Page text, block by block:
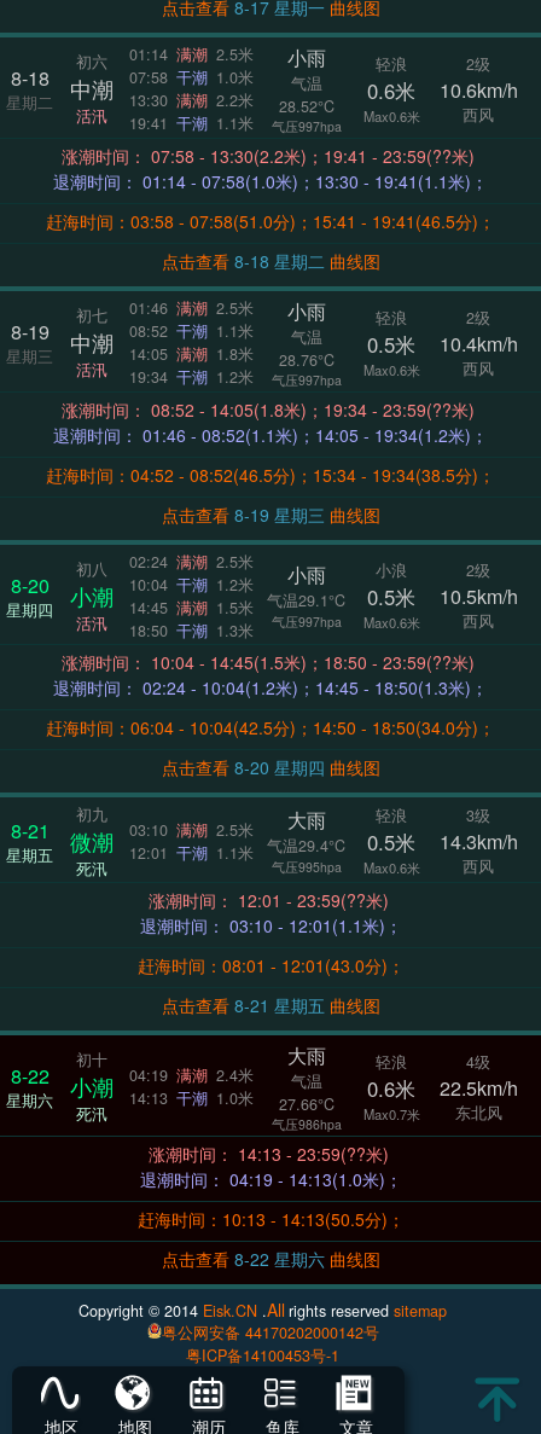
点击查看
8-17 星期一 曲线图
8-18
星期二
初六
中潮
活汛
01:14 满潮 2.5米
07:58 干潮 1.0米
13:30 满潮 2.2米
19:41 干潮 1.1米
小雨
气温
28.52°C
气压997hpa
轻浪
0.6米
Max0.6米
2级
10.6km/h
西风
涨潮时间： 07:58 - 13:30(2.2米)；19:41 - 23:59(??米)
退潮时间： 01:14 - 07:58(1.0米)；13:30 - 19:41(1.1米)；
赶海时间：03:58 - 07:58(51.0分)；15:41 - 19:41(46.5分)；
点击查看
8-18 星期二 曲线图
8-19
星期三
初七
中潮
活汛
01:46 满潮 2.5米
08:52 干潮 1.1米
14:05 满潮 1.8米
19:34 干潮 1.2米
小雨
气温
28.76°C
气压997hpa
轻浪
0.5米
Max0.6米
2级
10.4km/h
西风
涨潮时间： 08:52 - 14:05(1.8米)；19:34 - 23:59(??米)
退潮时间： 01:46 - 08:52(1.1米)；14:05 - 19:34(1.2米)；
赶海时间：04:52 - 08:52(46.5分)；15:34 - 19:34(38.5分)；
点击查看
8-19 星期三 曲线图
8-20
星期四
初八
小潮
活汛
02:24 满潮 2.5米
10:04 干潮 1.2米
14:45 满潮 1.5米
18:50 干潮 1.3米
小雨
气温29.1°C
气压997hpa
小浪
0.5米
Max0.6米
2级
10.5km/h
西风
涨潮时间： 10:04 - 14:45(1.5米)；18:50 - 23:59(??米)
退潮时间： 02:24 - 10:04(1.2米)；14:45 - 18:50(1.3米)；
赶海时间：06:04 - 10:04(42.5分)；14:50 - 18:50(34.0分)；
点击查看
8-20 星期四 曲线图
8-21
星期五
初九
微潮
死汛
03:10 满潮 2.5米
12:01 干潮 1.1米
大雨
气温29.4°C
气压995hpa
轻浪
0.5米
Max0.6米
3级
14.3km/h
西风
涨潮时间： 12:01 - 23:59(??米)
退潮时间： 03:10 - 12:01(1.1米)；
赶海时间：08:01 - 12:01(43.0分)；
点击查看
8-21 星期五 曲线图
8-22
星期六
初十
小潮
死汛
04:19 满潮 2.4米
14:13 干潮 1.0米
大雨
气温
27.66°C
气压986hpa
轻浪
0.6米
Max0.7米
4级
22.5km/h
东北风
涨潮时间： 14:13 - 23:59(??米)
退潮时间： 04:19 - 14:13(1.0米)；
赶海时间：10:13 - 14:13(50.5分)；
点击查看
8-22 星期六 曲线图
Copyright © 2014 Eisk.CN .Allrights reservedsitemap
粤公网安备 44170202000142号
粤ICP备14100453号-1
地区 地图 潮历 鱼库 文章